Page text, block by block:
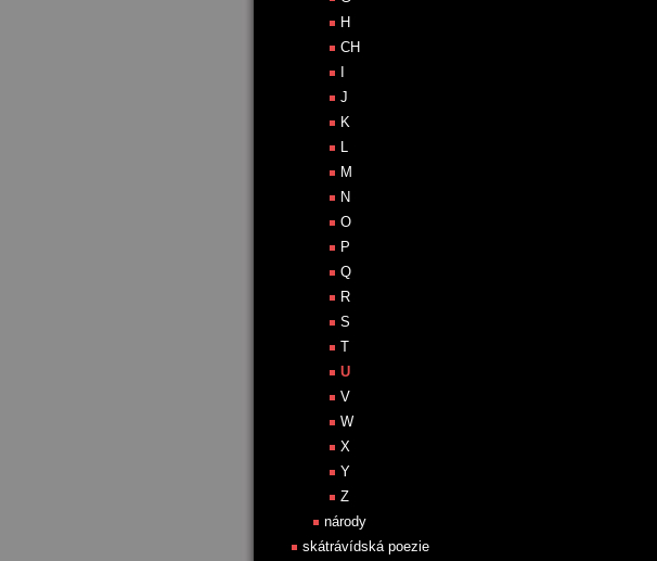
H
CH
J
K
L
M
N
O
P
Q
R
S
T
U
V
W
X
Y
Z
národy
skátrávídská poezie